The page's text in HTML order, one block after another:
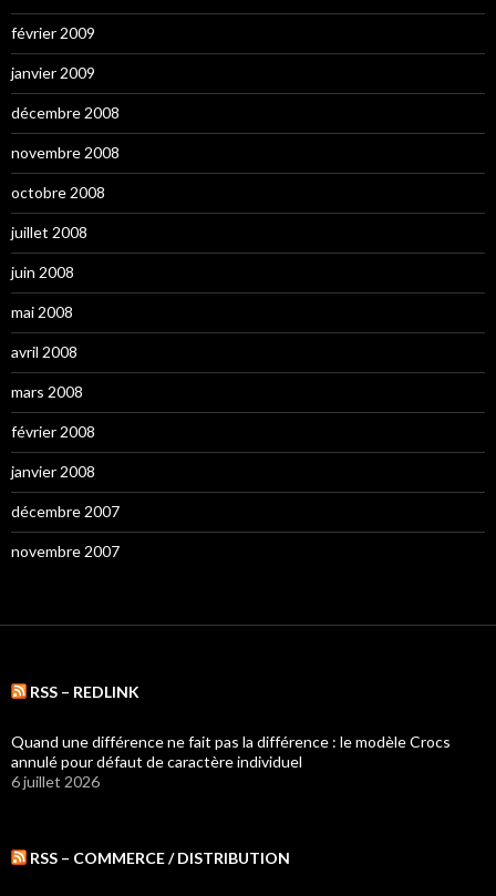
février 2009
janvier 2009
décembre 2008
novembre 2008
octobre 2008
juillet 2008
juin 2008
mai 2008
avril 2008
mars 2008
février 2008
janvier 2008
décembre 2007
novembre 2007
RSS – REDLINK
Quand une différence ne fait pas la différence : le modèle Crocs
annulé pour défaut de caractère individuel
6 juillet 2026
RSS – COMMERCE / DISTRIBUTION